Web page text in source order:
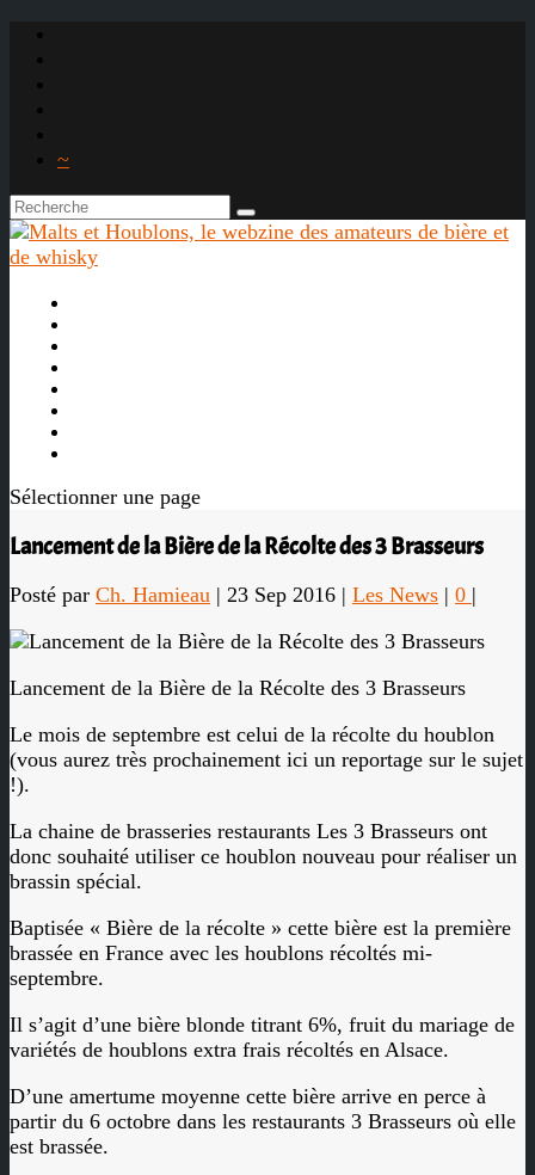
~
Sélectionner une page
Lancement de la Bière de la Récolte des 3 Brasseurs
Posté par Ch. Hamieau | 23 Sep 2016 | Les News | 0 |
Lancement de la Bière de la Récolte des 3 Brasseurs
Le mois de septembre est celui de la récolte du houblon
(vous aurez très prochainement ici un reportage sur le sujet
!).
La chaine de brasseries restaurants Les 3 Brasseurs ont
donc souhaité utiliser ce houblon nouveau pour réaliser un
brassin spécial.
Baptisée « Bière de la récolte » cette bière est la première
brassée en France avec les houblons récoltés mi-
septembre.
Il s’agit d’une bière blonde titrant 6%, fruit du mariage de
variétés de houblons extra frais récoltés en Alsace.
D’une amertume moyenne cette bière arrive en perce à
partir du 6 octobre dans les restaurants 3 Brasseurs où elle
est brassée.